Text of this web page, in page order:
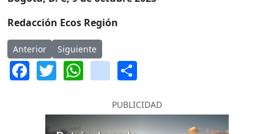
Redacción Ecos Región
Artículo anterior: Mesada 14 para docentes avanza en el
Anterior Artículo siguiente: Canciller colombiana renuncia a
Siguiente
Facebook
Twitter
WhatsApp
instagram
PUBLICIDAD